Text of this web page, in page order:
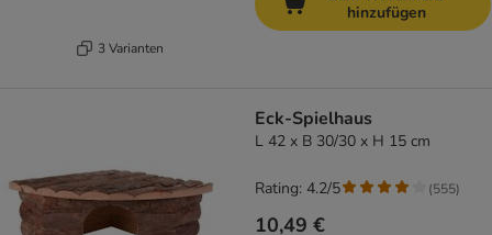
3 Varianten
hinzufügen
Eck-Spielhaus
L 42 x B 30/30 x H 15 cm
10,49 €
Rating: 4.2/5 (555)